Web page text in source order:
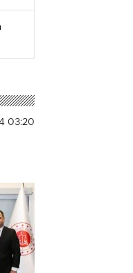
03:20